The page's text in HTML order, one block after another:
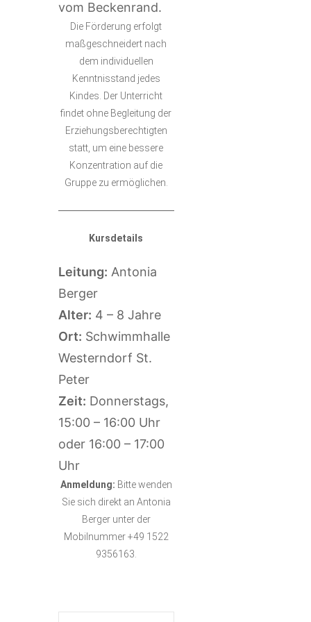
vom Beckenrand.
Die Förderung erfolgt
maßgeschneidert nach
dem individuellen
Kenntnisstand jedes
Kindes. Der Unterricht
findet ohne Begleitung der
Erziehungsberechtigten
statt, um eine bessere
Konzentration auf die
Gruppe zu ermöglichen.
Kursdetails
Leitung: Antonia
Berger
Alter: 4 – 8 Jahre
Ort: Schwimmhalle
Westerndorf St.
Peter
Zeit: Donnerstags,
15:00 – 16:00 Uhr
oder 16:00 – 17:00
Uhr
Anmeldung: Bitte wenden
Sie sich direkt an Antonia
Berger unter der
Mobilnummer +49 1522
9356163.